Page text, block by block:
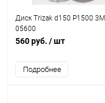
Диск Trizak d150 Р1500 3M
05600
560 руб. / шт
Подробнее